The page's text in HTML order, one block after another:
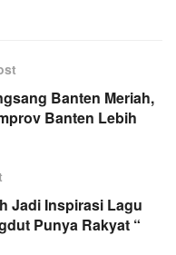
Banten Meriah,
Banten Lebih
Jadi Inspirasi Lagu
Punya Rakyat “